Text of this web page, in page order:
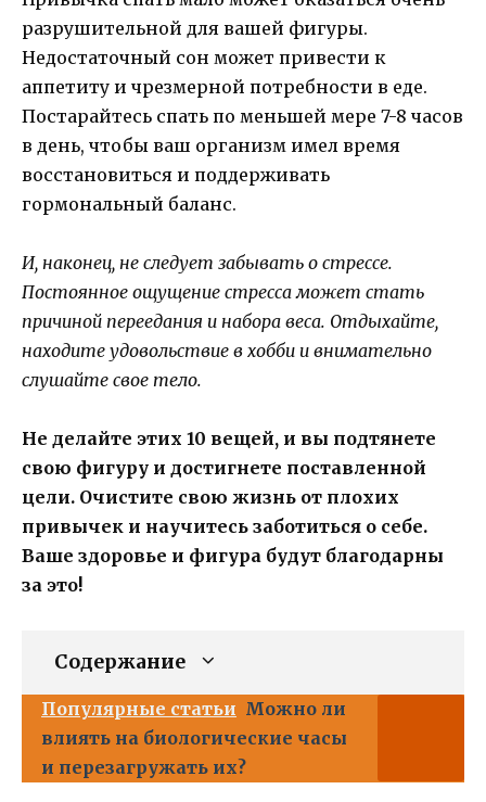
разрушительной для вашей фигуры.
Недостаточный сон может привести к
аппетиту и чрезмерной потребности в еде.
Постарайтесь спать по меньшей мере 7-8 часов
в день, чтобы ваш организм имел время
восстановиться и поддерживать
гормональный баланс.
И, наконец, не следует забывать о стрессе.
Постоянное ощущение стресса может стать
причиной переедания и набора веса. Отдыхайте,
находите удовольствие в хобби и внимательно
слушайте свое тело.
Не делайте этих 10 вещей, и вы подтянете
свою фигуру и достигнете поставленной
цели. Очистите свою жизнь от плохих
привычек и научитесь заботиться о себе.
Ваше здоровье и фигура будут благодарны
за это!
Содержание
Популярные статьи Можно ли
влиять на биологические часы
и перезагружать их?